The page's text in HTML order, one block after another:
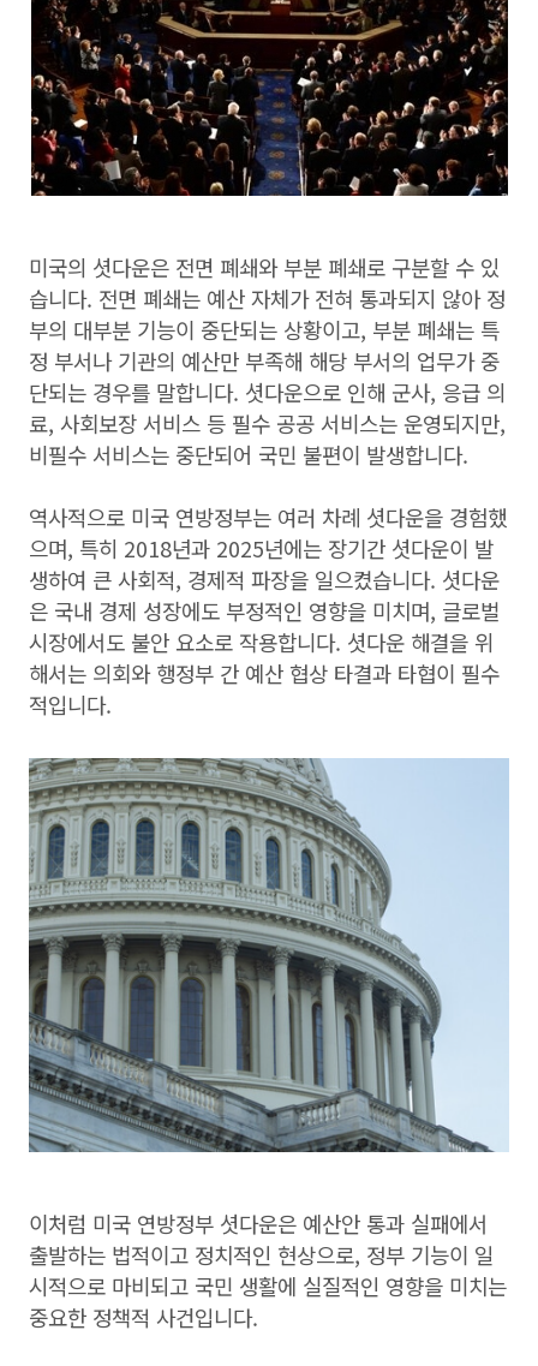
미국의 셧다운은 전면 폐쇄와 부분 폐쇄로 구분할 수 있
습니다. 전면 폐쇄는 예산 자체가 전혀 통과되지 않아 정
부의 대부분 기능이 중단되는 상황이고, 부분 폐쇄는 특
정 부서나 기관의 예산만 부족해 해당 부서의 업무가 중
단되는 경우를 말합니다. 셧다운으로 인해 군사, 응급 의
료, 사회보장 서비스 등 필수 공공 서비스는 운영되지만,
비필수 서비스는 중단되어 국민 불편이 발생합니다.
역사적으로 미국 연방정부는 여러 차례 셧다운을 경험했
으며, 특히 2018년과 2025년에는 장기간 셧다운이 발
생하여 큰 사회적, 경제적 파장을 일으켰습니다. 셧다운
은 국내 경제 성장에도 부정적인 영향을 미치며, 글로벌
시장에서도 불안 요소로 작용합니다. 셧다운 해결을 위
해서는 의회와 행정부 간 예산 협상 타결과 타협이 필수
적입니다.
이처럼 미국 연방정부 셧다운은 예산안 통과 실패에서
출발하는 법적이고 정치적인 현상으로, 정부 기능이 일
시적으로 마비되고 국민 생활에 실질적인 영향을 미치는
중요한 정책적 사건입니다.